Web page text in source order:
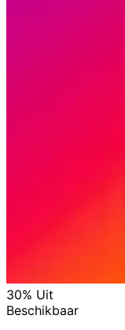
30% Uit
Beschikbaar